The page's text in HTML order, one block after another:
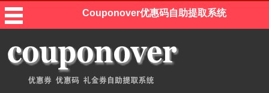
Couponover优惠码自助提取系统